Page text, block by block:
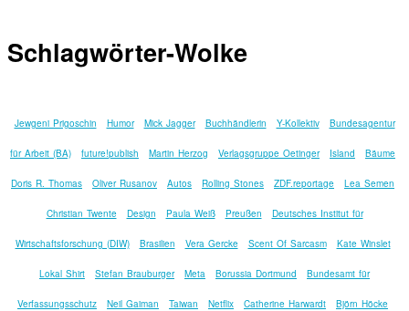
Schlagwörter-Wolke
Jewgeni Prigoschin Humor Mick Jagger Buchhändlerin Y-Kollektiv Bundesagentur
für Arbeit (BA) future!publish Martin Herzog Verlagsgruppe Oetinger Island Bäume
Doris R. Thomas Oliver Rusanov Autos Rolling Stones ZDF.reportage Lea Semen
Christian Twente Design Paula Weiß Preußen Deutsches Institut für
Wirtschaftsforschung (DIW) Brasilien Vera Gercke Scent Of Sarcasm Kate Winslet
Lokal Shirt Stefan Brauburger Meta Borussia Dortmund Bundesamt für
Verfassungsschutz Neil Gaiman Taiwan Netflix Catherine Harwardt Björn Höcke